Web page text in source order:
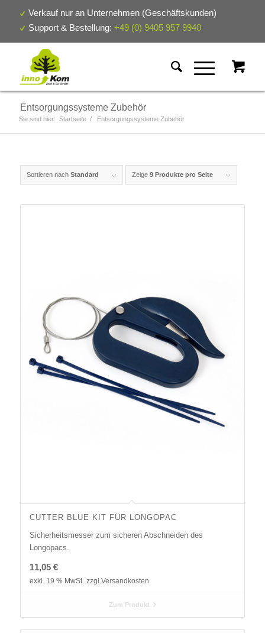
Verkauf nur an Unternehmen (Geschäftskunden)
Support & Bestellung: +49 (0) 9405 957 9940
Entsorgungssysteme Zubehör
Sie sind hier: Startseite / Entsorgungssysteme Zubehör
Sortieren nach Standard Zeige 9 Produkte pro Seite
CUTTER BLUE KIT FÜR LONGOPAC
Sicherheitsmesser zum sicheren Abschneiden des
Longopacs.
11,05 €
exkl. 19 % MwSt. zzgl. Versandkosten
Zum Produkt